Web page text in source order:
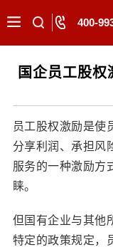
400-
国企员工股
员工股权激励是使
分享利润、承担风
服务的一种激励方
睐。
但国有企业与其他
特定的政策规定，